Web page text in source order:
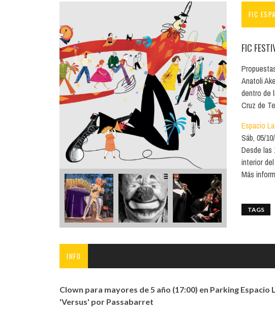
Hoy
Plan Finde
LUGAR
Norte
Santa Cruz |
MÚSICA
ESCÉNICAS
CULTURA
GASTRONOMÍA
INFANTIL
ARTE | MUSEOS
SALAS Y AUDITORIOS
ESPACIOS
NOCHE
LOCALES CON
COMERCIO
FORMATIVO
FIC
FIC
Anatoli
dentro de
Cruz de
Espacio
Sáb, 05/
Desde las
interior
Más
TAGS
INFO
Clown para mayores de 5 año (17:00) en Parking Espacio
'Versus' por Passabarret